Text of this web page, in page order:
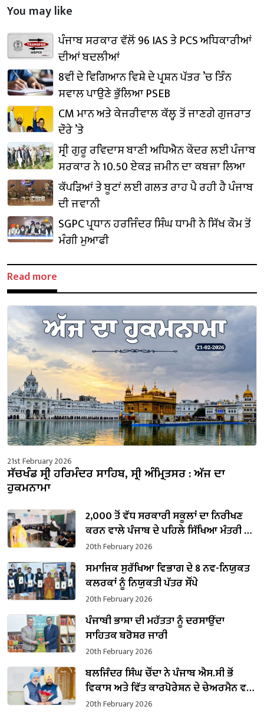
You may like
ਪੰਜਾਬ ਸਰਕਾਰ ਵੱਲੋਂ 96 IAS ਤੇ PCS ਅਧਿਕਾਰੀਆਂ
ਦੀਆਂ ਬਦਲੀਆਂ
8ਵੀਂ ਦੇ ਵਿਗਿਆਨ ਵਿਸ਼ੇ ਦੇ ਪ੍ਰਸ਼ਨ ਪੱਤਰ ’ਚ ਤਿੰਨ
ਸਵਾਲ ਪਾਉਣੇ ਭੁੱਲਿਆ PSEB
CM ਮਾਨ ਅਤੇ ਕੇਜਰੀਵਾਲ ਕੱਲ੍ਹ ਤੋਂ ਜਾਣਗੇ ਗੁਜਰਾਤ
ਦੌਰੇ ’ਤੇ
ਸ੍ਰੀ ਗੁਰੂ ਰਵਿਦਾਸ ਬਾਣੀ ਅਧਿਐਨ ਕੇਂਦਰ ਲਈ ਪੰਜਾਬ
ਸਰਕਾਰ ਨੇ 10.50 ਏਕੜ ਜ਼ਮੀਨ ਦਾ ਕਬਜ਼ਾ ਲਿਆ
ਕੱਪੜਿਆਂ ਤੇ ਬੂਟਾਂ ਲਈ ਗਲਤ ਰਾਹ ਪੈ ਰਹੀ ਹੈ ਪੰਜਾਬ
ਦੀ ਜਵਾਨੀ
SGPC ਪ੍ਰਧਾਨ ਹਰਜਿੰਦਰ ਸਿੰਘ ਧਾਮੀ ਨੇ ਸਿੱਖ ਕੌਮ ਤੋਂ
ਮੰਗੀ ਮੁਆਫੀ
Read more
21st February 2026
ਸੱਚਖੰਡ ਸ੍ਰੀ ਹਰਿਮੰਦਰ ਸਾਹਿਬ, ਸ੍ਰੀ ਅੰਮ੍ਰਿਤਸਰ : ਅੱਜ ਦਾ
ਹੁਕਮਨਾਮਾ
2,000 ਤੋਂ ਵੱਧ ਸਰਕਾਰੀ ਸਕੂਲਾਂ ਦਾ ਨਿਰੀਖਣ
ਕਰਨ ਵਾਲੇ ਪੰਜਾਬ ਦੇ ਪਹਿਲੇ ਸਿੱਖਿਆ ਮੰਤਰੀ ਬਣੇ
ਹਰਜੋਤ ਸਿੰਘ ਬੈਂਸ
20th February 2026
ਸਮਾਜਿਕ ਸੁਰੱਖਿਆ ਵਿਭਾਗ ਦੇ 8 ਨਵ-ਨਿਯੁਕਤ
ਕਲਰਕਾਂ ਨੂੰ ਨਿਯੁਕਤੀ ਪੱਤਰ ਸੌਂਪੇ
20th February 2026
ਪੰਜਾਬੀ ਭਾਸ਼ਾ ਦੀ ਮਹੱਤਤਾ ਨੂੰ ਦਰਸਾਉਂਦਾ
ਸਾਹਿਤਕ ਬਰੋਸ਼ਰ ਜਾਰੀ
20th February 2026
ਬਲਜਿੰਦਰ ਸਿੰਘ ਚੌਂਦਾ ਨੇ ਪੰਜਾਬ ਐਸ.ਸੀ ਭੋਂ
ਵਿਕਾਸ ਅਤੇ ਵਿੱਤ ਕਾਰਪੋਰੇਸ਼ਨ ਦੇ ਚੇਅਰਮੈਨ ਵਜੋਂ
ਸੰਭਾਲਿਆ ਕਾਰਜਭਾਰ
20th February 2026